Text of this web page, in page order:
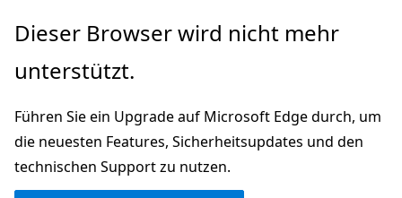
Zu
wechseln
Dieser Browser wird nicht mehr
unterstützt.
Führen Sie ein Upgrade auf Microsoft Edge durch, um
die neuesten Features, Sicherheitsupdates und den
technischen Support zu nutzen.